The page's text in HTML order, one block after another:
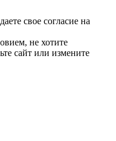
свое согласие на
не хотите
сайт или измените